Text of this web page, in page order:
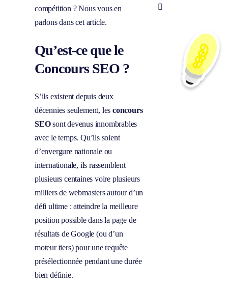
compétition ? Nous vous en
parlons dans cet article.
Qu’est-ce que le
Concours SEO ?
S’ils existent depuis deux
décennies seulement, les concours
SEOsont devenus innombrables
avec le temps. Qu’ils soient
d’envergure nationale ou
internationale, ils rassemblent
plusieurs centaines voire plusieurs
milliers de webmasters autour d’un
défi ultime : atteindre la meilleure
position possible dans la page de
résultats de Google (ou d’un
moteur tiers) pour une requête
présélectionnée pendant une durée
bien définie.
